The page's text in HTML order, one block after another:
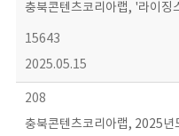
충북콘텐츠코리아랩, '라이징
15643
2025.05.15
208
충북콘텐츠코리아랩, 2025년